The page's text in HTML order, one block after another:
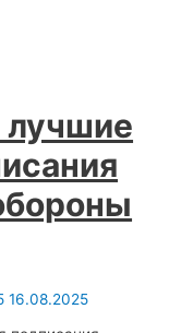
лучшие
16.08.2025